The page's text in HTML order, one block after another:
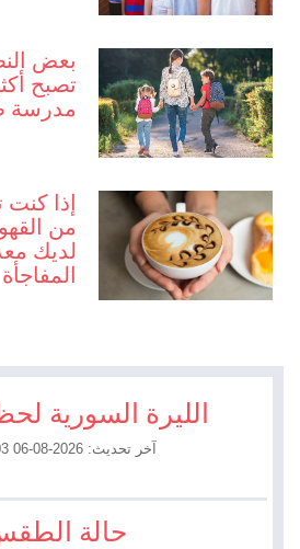
بعض
تصبح
مدرسة
إذا
من
لديك
المفاجأة
الليرة السورية
آخر تحديث: 2026-08-06 16:26:03
حالة